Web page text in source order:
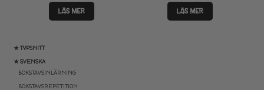
★ TYPSNITT
★ SVENSKA
BOKSTAVSINLÄRNING
BOKSTAVSREPETITION
LÄS MER LÄS MER